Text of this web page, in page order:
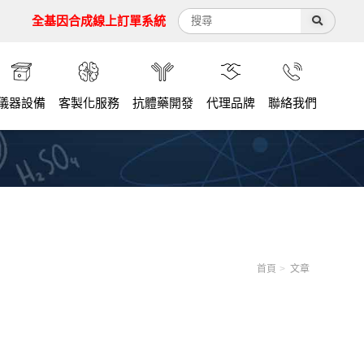
全基因合成線上訂單系統
器設備 客製化服務 抗體藥開發 代理品牌 聯絡我們
首頁 文章